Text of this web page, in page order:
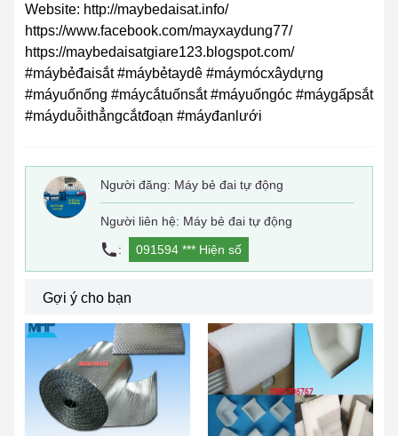
Website: http://maybedaisat.info/
https://www.facebook.com/mayxaydung77/
https://maybedaisatgiare123.blogspot.com/
#máybẻđaisắt #máybẻtaydê #máymócxâydựng
#máyuốnống #máycắtuốnsắt #máyuốngóc #máygấpsắt
#máyduỗithẳngcắtđoạn #máyđanlưới
Người đăng: Máy bẻ đai tự động
Người liên hệ: Máy bẻ đai tự động
:
091594 *** Hiện số
Gợi ý cho bạn